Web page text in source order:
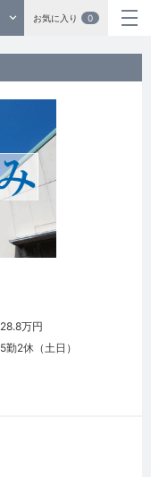
お気に入り 0
28.8万円
5勤2休（土日）